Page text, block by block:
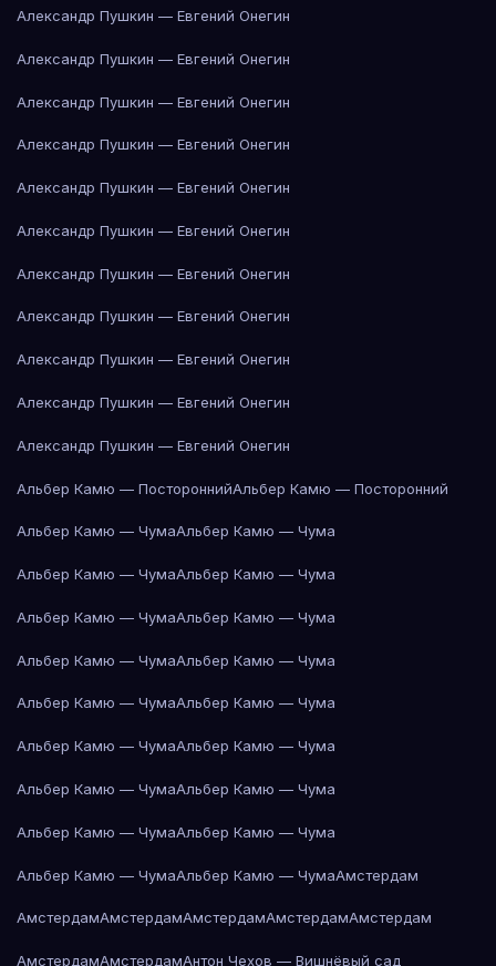
Александр Пушкин — Евгений Онегин
Александр Пушкин — Евгений Онегин
Александр Пушкин — Евгений Онегин
Александр Пушкин — Евгений Онегин
Александр Пушкин — Евгений Онегин
Александр Пушкин — Евгений Онегин
Александр Пушкин — Евгений Онегин
Александр Пушкин — Евгений Онегин
Александр Пушкин — Евгений Онегин
Александр Пушкин — Евгений Онегин
Александр Пушкин — Евгений Онегин
Альбер Камю — ПостороннийАльбер Камю — Посторонний
Альбер Камю — ЧумаАльбер Камю — Чума
Альбер Камю — ЧумаАльбер Камю — Чума
Альбер Камю — ЧумаАльбер Камю — Чума
Альбер Камю — ЧумаАльбер Камю — Чума
Альбер Камю — ЧумаАльбер Камю — Чума
Альбер Камю — ЧумаАльбер Камю — Чума
Альбер Камю — ЧумаАльбер Камю — Чума
Альбер Камю — ЧумаАльбер Камю — Чума
Альбер Камю — ЧумаАльбер Камю — ЧумаАмстердам
АмстердамАмстердамАмстердамАмстердамАмстердам
АмстердамАмстердамАнтон Чехов — Вишнёвый сад